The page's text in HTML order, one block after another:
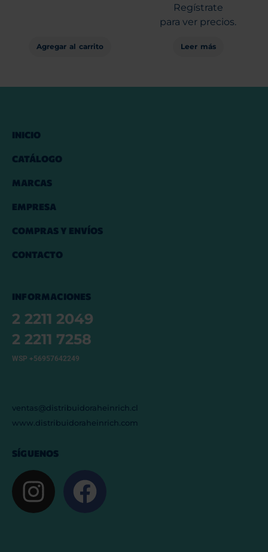
Agregar al carrito
Regístrate
para ver precios.
Leer más
INICIO
CATÁLOGO
MARCAS
EMPRESA
COMPRAS Y ENVÍOS
CONTACTO
INFORMACIONES
2 2211 2049
2 2211 7258
WSP +56957642249
ventas@distribuidoraheinrich.cl
www.distribuidoraheinrich.com
SÍGUENOS